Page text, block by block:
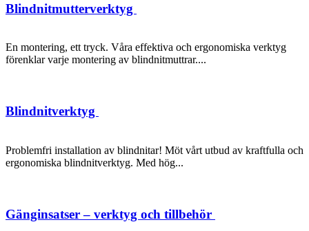
Blindnitmutterverktyg
En montering, ett tryck. Våra effektiva och ergonomiska verktyg
förenklar varje montering av blindnitmuttrar....
Blindnitverktyg
Problemfri installation av blindnitar! Möt vårt utbud av kraftfulla och
ergonomiska blindnitverktyg. Med hög...
Gänginsatser – verktyg och tillbehör